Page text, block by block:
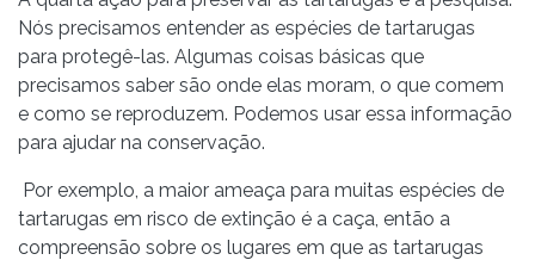
Nós precisamos entender as espécies de tartarugas
para protegê-las. Algumas coisas básicas que
precisamos saber são onde elas moram, o que comem
e como se reproduzem. Podemos usar essa informação
para ajudar na conservação.
Por exemplo, a maior ameaça para muitas espécies de
tartarugas em risco de extinção é a caça, então a
compreensão sobre os lugares em que as tartarugas